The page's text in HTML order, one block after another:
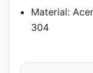
Material:
304